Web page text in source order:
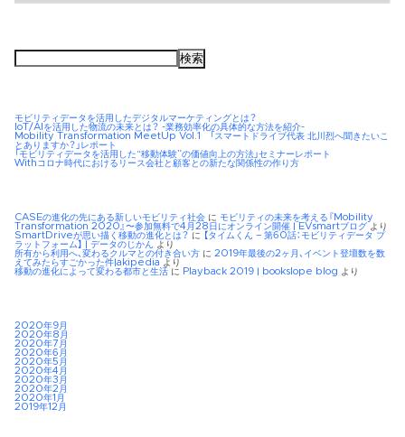
検
モビリティデータを活用したデジタルマーケティングとは？
IoT/AIを活用した物流の未来とは？ -業務効率化の具体的な方法を紹介-
Mobility Transformation MeetUp Vol.1 「スマートドライブ代表 北川烈へ聞きたいこ
とありますか？」レポート
「モビリティデータを活用した“移動体験”の価値向上の方法」セミナーレポート
Withコロナ時代におけるリース会社と顧客との新たな関係性の作り方
CASEの進化の先にある新しいモビリティ社会 に モビリティの未来を考える『Mobility
Transformation 2020』〜参加無料で4月28日にオンライン開催 | EVsmartブログ より
SmartDriveが思い描く移動の進化とは？ に
【タイムくん – 第60話：モビリティデータ プ
ラットフォーム】 | データのじかん より
所有から利用へ、変わるクルマとの付き合い方 に 2019年最後の2ヶ月、イベント登壇数を数
えてみたらすごかった件|akipedia より
移動の進化によって変わる都市と生活 に Playback 2019 | bookslope blog より
2020年9月
2020年8月
2020年7月
2020年6月
2020年5月
2020年4月
2020年3月
2020年2月
2020年1月
2019年12月